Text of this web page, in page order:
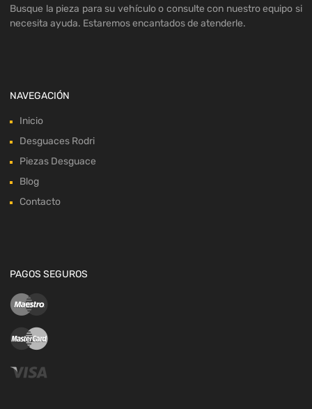
Busque la pieza para su vehículo o consulte con nuestro equipo si
necesita ayuda. Estaremos encantados de atenderle.
NAVEGACIÓN
Inicio
Desguaces Rodri
Piezas Desguace
Blog
Contacto
PAGOS SEGUROS